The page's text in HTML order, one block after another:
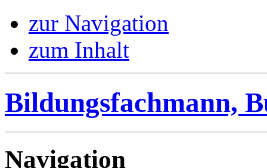
zur Navigation
zum Inhalt
Bildungsfachmann,
Navigation